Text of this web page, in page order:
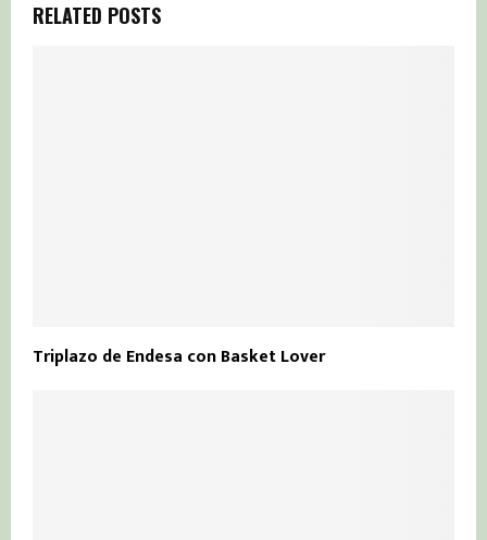
RELATED POSTS
Triplazo de Endesa con Basket Lover